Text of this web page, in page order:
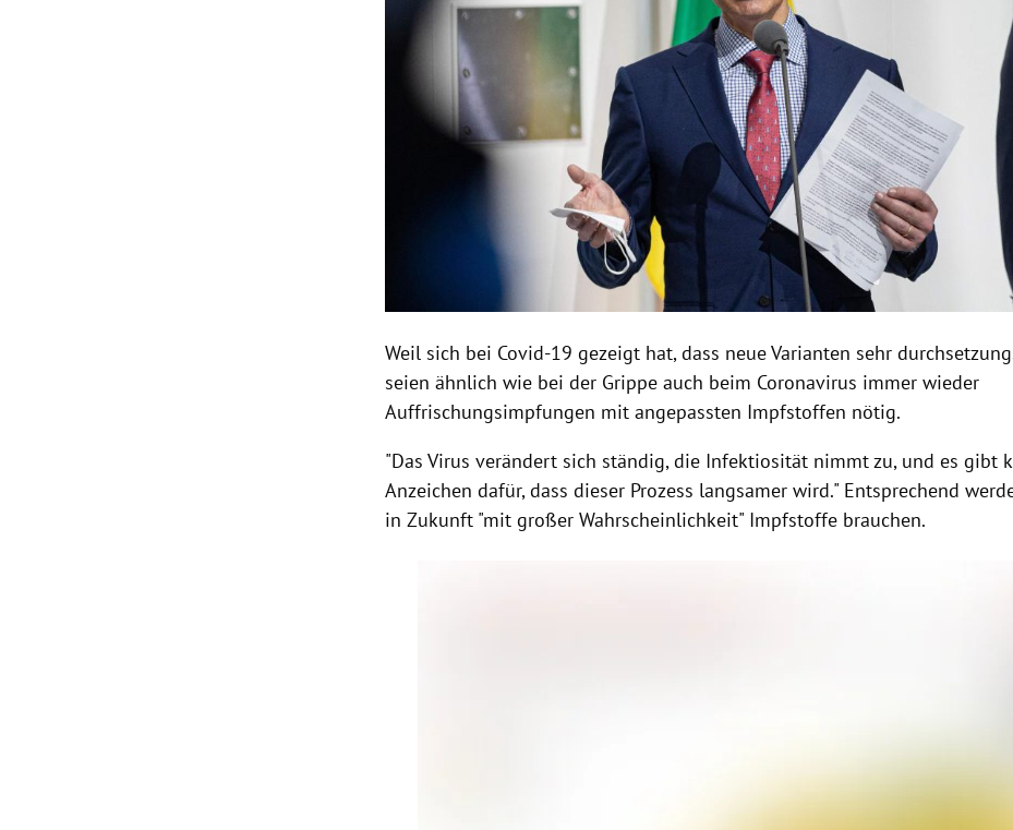
Weil sich bei Covid-19 gezeigt hat, dass neue Varianten sehr
seien ähnlich wie bei der Grippe auch beim Coronavirus immer wieder
Auffrischungsimpfungen mit angepassten Impfstoffen nötig.
"Das Virus verändert sich ständig, die Infektiosität nimmt zu, und es gibt
Anzeichen dafür, dass dieser Prozess langsamer wird." Entsprechend
in Zukunft "mit großer Wahrscheinlichkeit" Impfstoffe brauchen.